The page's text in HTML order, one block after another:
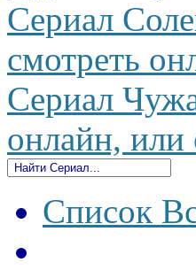
Сериал
смотреть
Сериал
онлайн, или
Список